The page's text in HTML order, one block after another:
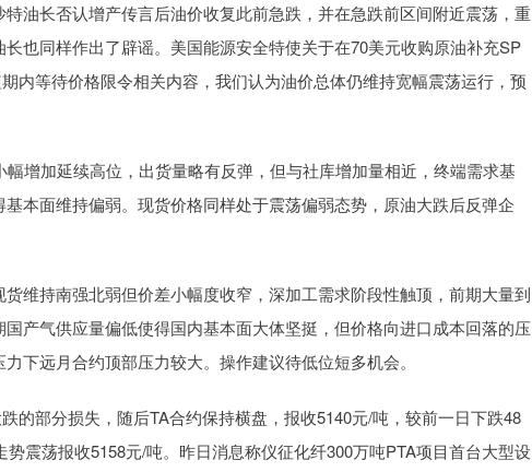
油长否认增产传言后油价收复此前急跌，并在急跌前区间附近震荡，重
也同样作出了辟谣。美国能源安全特使关于在70美元收购原油补充SP
内等待价格限令相关内容，我们认为油价总体仍维持宽幅震荡运行，预
增加延续高位，出货量略有反弹，但与社库增加量相近，终端需求基
本面维持偏弱。现货价格同样处于震荡偏弱态势，原油大跌后反弹企
维持南强北弱但价差小幅度收窄，深加工需求阶段性触顶，前期大量到
产气供应量偏低使得国内基本面大体坚挺，但价格向进口成本回落的压
下远月合约顶部压力较大。操作建议待低位短多机会。
的部分损失，随后TA合约保持横盘，报收5140元/吨，较前一日下跌48
震荡报收5158元/吨。昨日消息称仪征化纤300万吨PTA项目首台大型设